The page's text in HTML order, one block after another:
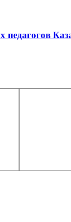
педагогов